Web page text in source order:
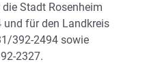
Stadt Rosenheim
für den Landkreis
392-2494 sowie
2327.